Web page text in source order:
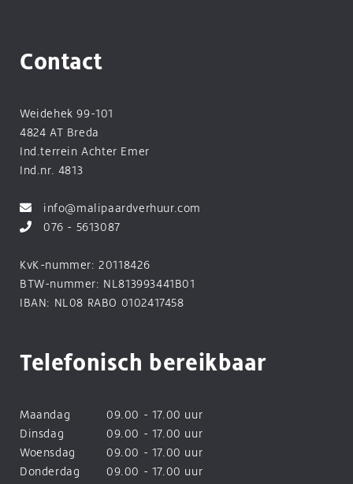
Contact
Weidehek 99-101
4824 AT Breda
Ind.terrein Achter Emer
Ind.nr. 4813
info@malipaardverhuur.com
076 - 5613087
KvK-nummer: 20118426
BTW-nummer: NL813993441B01
IBAN: NL08 RABO 0102417458
Telefonisch bereikbaar
Maandag
09.00 - 17.00 uur
Dinsdag
09.00 - 17.00 uur
Woensdag
09.00 - 17.00 uur
Donderdag
09.00 - 17.00 uur